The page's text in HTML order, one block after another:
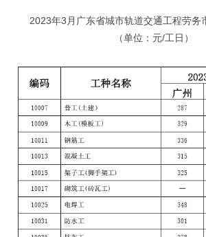
2023年3月广东省城市轨道交通工程劳务
（单位：元/工日）